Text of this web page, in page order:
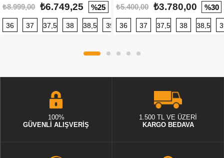
₺8.999,00 ₺6.749,25 %25
36 37 37,5 38 38,5 39 40 40,5 41 42 42,5
₺5.400,00 ₺3.780,00 %30
36 37 37,5 38 38,5
100%
GÜVENLİ ALIŞVERİŞ
1.500 TL VE ÜZERİ
KARGO BEDAVA